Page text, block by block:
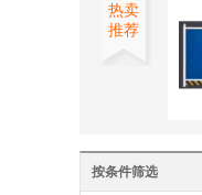
热卖
推荐
按条件筛选